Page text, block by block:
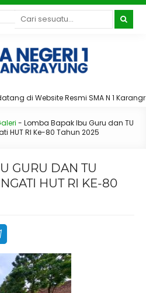
di Website Resmi SMA N 1
- Lomba Bapak Ibu Guru dan TU
HUT RI Ke-80 Tahun 2025
GURU DAN TU
HUT RI KE-80